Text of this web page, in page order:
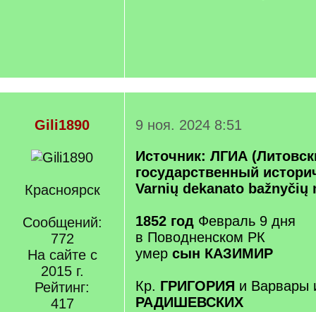
Gili1890
Красноярск
Сообщений:
772
На сайте с
2015 г.
Рейтинг:
417
9 ноя. 2024 8:51
Источник: ЛГИА
государственный
Varnių dekanato bažnyčių
1852 год Февраль 9 дня
в Поводненском РК
умер сын КАЗИМИР
Кр. ГРИГОРИЯ и Варвары
РАДИШЕВСКИХ